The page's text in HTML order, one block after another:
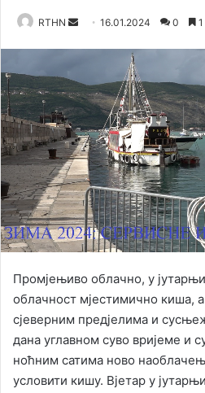
RTHN
d
a
e
m
a
i
l
16.01.2024 0
Промјењиво облачно, у
облачност мјестимично киша,
сјеверним предјелима и
дана углавном суво вријеме и
ноћним сатима ново
условити кишу. Вјетар у